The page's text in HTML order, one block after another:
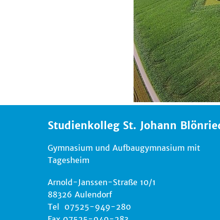
Studienkolleg St. Johann
Gymnasium und Aufbaugymnasium mit
Tagesheim
Arnold-Janssen-Straße 10/1
88326 Aulendorf
Tel 07525-949-280